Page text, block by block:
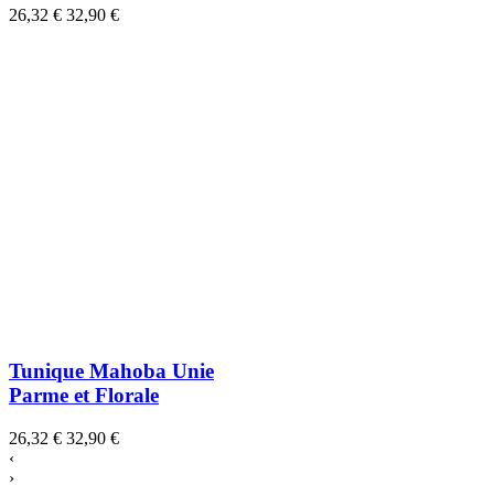
26,32 € 32,90 €
Tunique Mahoba Unie
Parme et Florale
26,32 € 32,90 €
‹
›